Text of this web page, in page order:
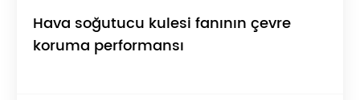
Hava soğutucu kulesi fanının çevre
koruma performansı